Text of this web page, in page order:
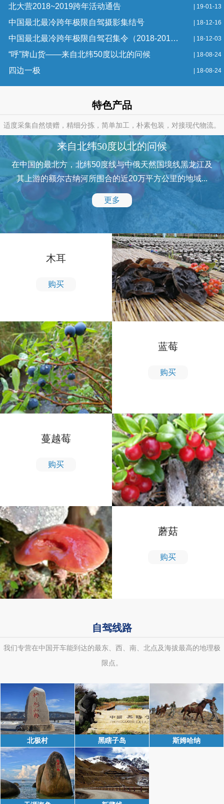
北大营2018~2019跨年活动通告 | 19-01-13
中国最北最冷跨年极限自驾摄影集结号 | 18-12-16
中国最北最冷跨年极限自驾召集令（2018-2019） | 18-12-03
“呼”牌山货——来自北纬50度以北的问候 | 18-08-24
四边一极 | 18-08-24
特色产品
适度采集自然馈赠，精细分拣，简单加工，朴素包装，对接现代物流。
来自北纬50度以北的问候
在中国的最北方，北纬50度线与中俄天然国境线黑龙江及
其上游的额尔古纳河所围合的近20万平方公里的地域...
更多
木耳
购买
蓝莓
购买
蔓越莓
购买
蘑菇
购买
自驾线路
我们专营在中国开车能到达的最东、西、南、北点及海拔最高的地理极
限点。
北极村 黑瞎子岛 斯姆哈纳